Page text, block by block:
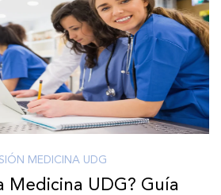
MEDICINA UDG
Medicina UDG? Guía